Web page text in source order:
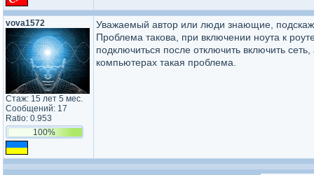
vova1572
Стаж: 15 лет 5 мес.
Сообщений: 17
Ratio: 0.953
100%
Уважаемый автор или люди знающие,
Проблема такова, при включении ноута к
подключиться после отключить включить
компьютерах такая проблема.